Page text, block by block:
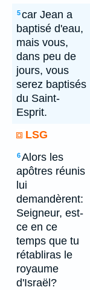
5car Jean a
baptisé d'eau,
mais vous,
dans peu de
jours, vous
serez baptisés
du Saint-
Esprit.
LSG
6Alors les
apôtres réunis
lui
demandèrent:
Seigneur, est-
ce en ce
temps que tu
rétabliras le
royaume
d'Israël?